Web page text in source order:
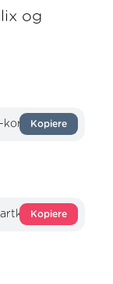
og
Kopiere
Kopiere